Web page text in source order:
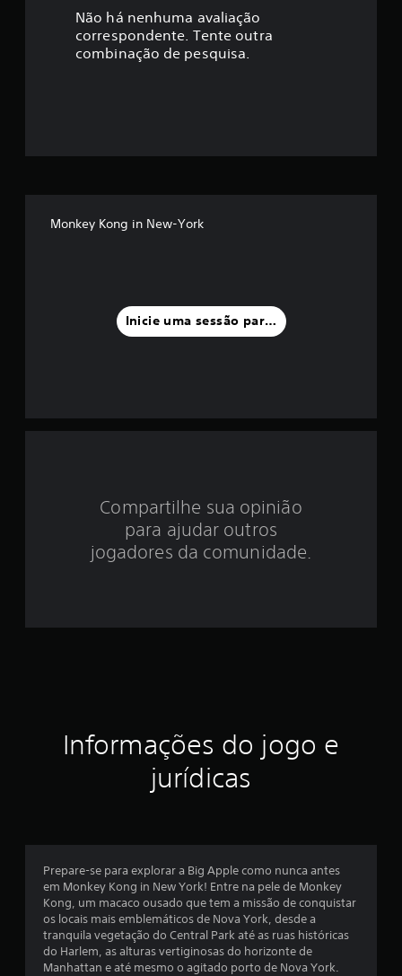
m
d
e
s
e
m
Não há nenhuma avaliação
correspondente. Tente outra
combinação de pesquisa.
Monkey Kong in New-York
Inicie uma sessão para classificar
Compartilhe sua opinião
para ajudar outros
jogadores da comunidade.
Informações do jogo e
jurídicas
Prepare-se para explorar a Big Apple como nunca antes
em Monkey Kong in New York! Entre na pele de Monkey
Kong, um macaco ousado que tem a missão de conquistar
os locais mais emblemáticos de Nova York, desde a
tranquila vegetação do Central Park até as ruas históricas
do Harlem, as alturas vertiginosas do horizonte de
Manhattan e até mesmo o agitado porto de Nova York.